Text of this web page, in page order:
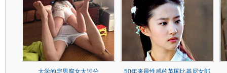
大学的宅男腐女太过分 50年来最性感的英国比基尼女郎